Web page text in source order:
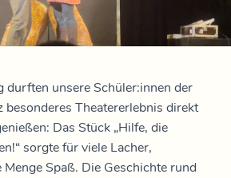
durften unsere Schüler:innen der
besonderes Theatererlebnis direkt
Das Stück „Hilfe, die
sorgte für viele Lacher,
Spaß. Die Geschichte rund